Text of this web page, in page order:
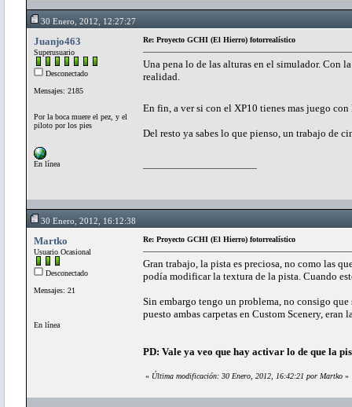
30 Enero, 2012, 12:27:27
Juanjo463
Superusuario
Desconectado
Mensajes: 2185
Por la boca muere el pez, y el
piloto por los pies
En línea
Re: Proyecto GCHI (El Hierro) fotorrealístico
Una pena lo de las alturas en el simulador. Con
realidad.
En fin, a ver si con el XP10 tienes mas juego
Del resto ya sabes lo que pienso, un trabajo de
30 Enero, 2012, 16:12:38
Martko
Usuario Ocasional
Desconectado
Mensajes: 21
En línea
Re: Proyecto GCHI (El Hierro) fotorrealístico
Gran trabajo, la pista es preciosa, no como las
podía modificar la textura de la pista. Cuando
Sin embargo tengo un problema, no consigo
puesto ambas carpetas en Custom Scenery, eran
PD: Vale ya veo que hay activar lo de que la
« Última modificación: 30 Enero, 2012, 16:42:21 por Martko »